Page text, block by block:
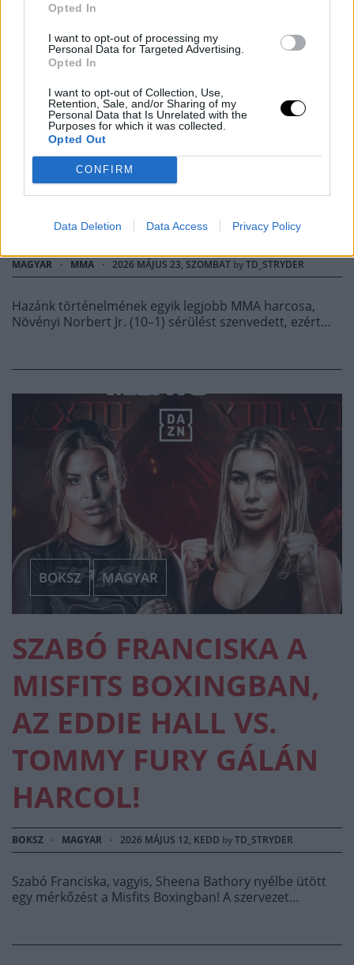
Opted In
I want to opt-out of processing my
Personal Data for Targeted Advertising.
Opted In
I want to opt-out of Collection, Use,
Retention, Sale, and/or Sharing of my
Personal Data that Is Unrelated with the
Purposes for which it was collected.
Opted Out
CONFIRM
Data Deletion Data Access Privacy Policy
NÖVÉNYI NORBI
LESÉRÜLT,
ELHALASZTOTTÁK A
HEXAGONE-OS
MECCSÉT
MAGYAR · MMA · 2026 MÁJUS 23, SZOMBAT byTD_STRYDER
Hazánk történelmének egyik legjobb MMA harcosa,
Növényi Norbert Jr. (10–1) sérülést szenvedett, ezért…
BOKSZ MAGYAR
SZABÓ FRANCISKA A
MISFITS BOXINGBAN,
AZ EDDIE HALL VS.
TOMMY FURY GÁLÁN
HARCOL!
BOKSZ · MAGYAR · 2026 MÁJUS 12, KEDD byTD_STRYDER
Szabó Franciska, vagyis, Sheena Bathory nyélbe ütött
egy mérkőzést a Misfits Boxingban! A szervezet…